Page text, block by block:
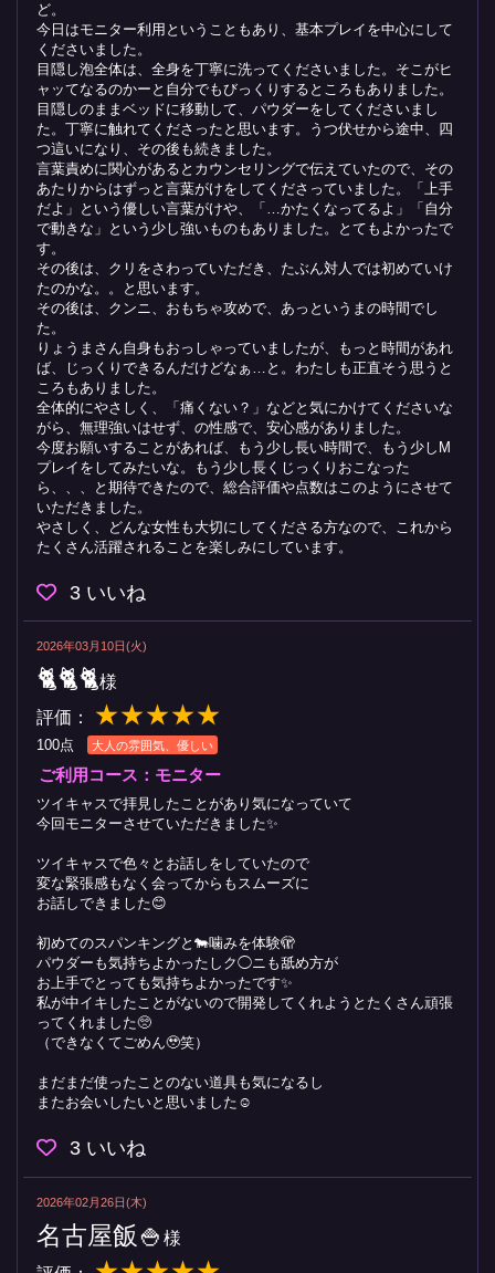
ど。
今日はモニター利用ということもあり、基本プレイを中心にして
くださいました。
目隠し泡全体は、全身を丁寧に洗ってくださいました。そこがヒ
ャッてなるのかーと自分でもびっくりするところもありました。
目隠しのままベッドに移動して、パウダーをしてくださいまし
た。丁寧に触れてくださったと思います。うつ伏せから途中、四
つ這いになり、その後も続きました。
言葉責めに関心があるとカウンセリングで伝えていたので、その
あたりからはずっと言葉がけをしてくださっていました。「上手
だよ」という優しい言葉がけや、「…かたくなってるよ」「自分
で動きな」という少し強いものもありました。とてもよかったで
す。
その後は、クリをさわっていただき、たぶん対人では初めていけ
たのかな。。と思います。
その後は、クンニ、おもちゃ攻めで、あっというまの時間でし
た。
りょうまさん自身もおっしゃっていましたが、もっと時間があれ
ば、じっくりできるんだけどなぁ…と。わたしも正直そう思うと
ころもありました。
全体的にやさしく、「痛くない？」などと気にかけてくださいな
がら、無理強いはせず、の性感で、安心感がありました。
今度お願いすることがあれば、もう少し長い時間で、もう少しM
プレイをしてみたいな。もう少し長くじっくりおこなった
ら、、、と期待できたので、総合評価や点数はこのようにさせて
いただきました。
やさしく、どんな女性も大切にしてくださる方なので、これから
たくさん活躍されることを楽しみにしています。
3 いいね
2026年03月10日(火)
🐈🐈🐈様
評価： ★★★★★
100点 大人の雰囲気、優しい
ご利用コース：モニター
ツイキャスで拝見したことがあり気になっていて
今回モニターさせていただきました✨
ツイキャスで色々とお話しをしていたので
変な緊張感もなく会ってからもスムーズに
お話しできました😊
初めてのスパンキングと🐄噛みを体験🫣
パウダーも気持ちよかったしク◯ニも舐め方が
お上手でとっても気持ちよかったです✨
私が中イキしたことがないので開発してくれようとたくさん頑張
ってくれました🥺
（できなくてごめん🥹笑）
まだまだ使ったことのない道具も気になるし
またお会いしたいと思いました☺️
3 いいね
2026年02月26日(木)
名古屋飯🍚様